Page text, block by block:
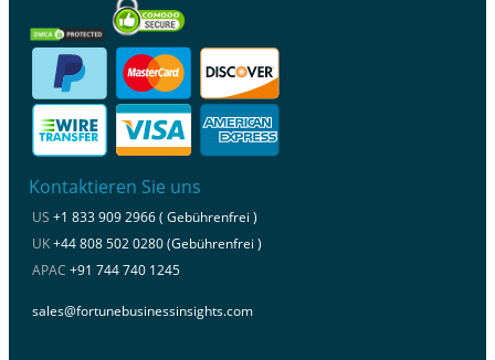
Kontaktieren Sie uns
US +1 833 909 2966 ( Gebührenfrei )
UK+44 808 502 0280 (Gebührenfrei )
APAC +91 744 740 1245
sales@fortunebusinessinsights.com